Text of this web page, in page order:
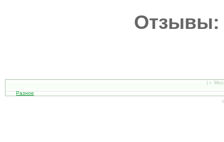
Отзывы:
| г.
Разное